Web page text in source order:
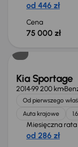
od 446 zł
Cena
75 000 zł
Kia Sportage
201499 200 km
Od pierwszego
Auta krajowe
Miesięczna rata
od 286 zł